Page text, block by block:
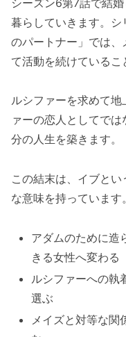
暮らしていきます。
のパートナー」では
て活動を続けているこ
ルシファーを求めて
ァーの恋人としてで
分の人生を築きます。
この結末は、イブと
な意味を持っています。
アダムのために造
きる女性へ変わる
ルシファーへの執
選ぶ
メイズと対等な関